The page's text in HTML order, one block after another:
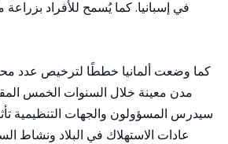
في إسبانيا. كما يُسمح للأفراد بزراعة
كما وضعت ألمانيا خططًا لترخيص عدد
مدن معينة خلال السنوات الخمس
سيدرس المسؤولون والجهات التنظيمية
عادات الاستهلاك في البلاد ونشاط